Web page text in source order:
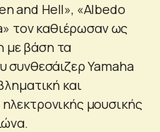
and Hell», «Albedo
τον καθιέρωσαν ως
με βάση τα
συνθεσάιζερ Yamaha
και
μουσικής